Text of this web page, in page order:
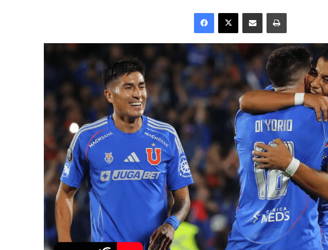
Facebook
X Enviar vía email Imprimir